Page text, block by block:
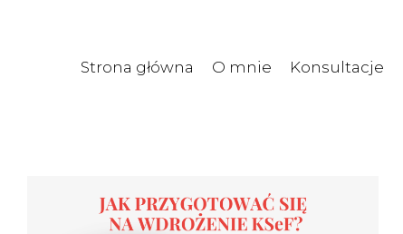
Strona główna O mnie Konsultacje